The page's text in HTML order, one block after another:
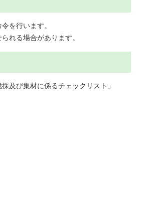
を行います。
れる場合があります。
及び集材に係るチェックリスト」